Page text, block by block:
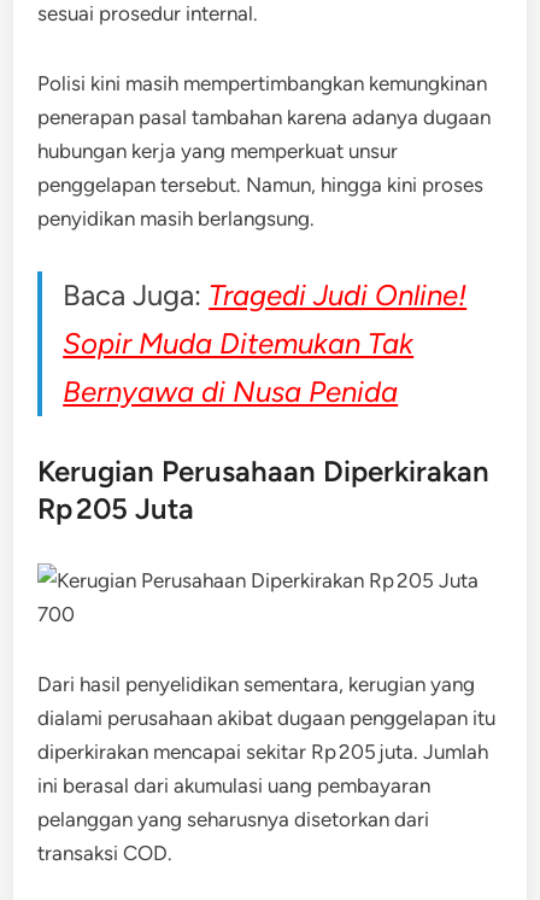
sesuai prosedur internal.
Polisi kini masih mempertimbangkan kemungkinan
penerapan pasal tambahan karena adanya dugaan
hubungan kerja yang memperkuat unsur
penggelapan tersebut. Namun, hingga kini proses
penyidikan masih berlangsung.
Baca Juga: Tragedi Judi Online!
Sopir Muda Ditemukan Tak
Bernyawa di Nusa Penida
Kerugian Perusahaan Diperkirakan
Rp 205 Juta
Dari hasil penyelidikan sementara, kerugian yang
dialami perusahaan akibat dugaan penggelapan itu
diperkirakan mencapai sekitar Rp 205 juta. Jumlah
ini berasal dari akumulasi uang pembayaran
pelanggan yang seharusnya disetorkan dari
transaksi COD.